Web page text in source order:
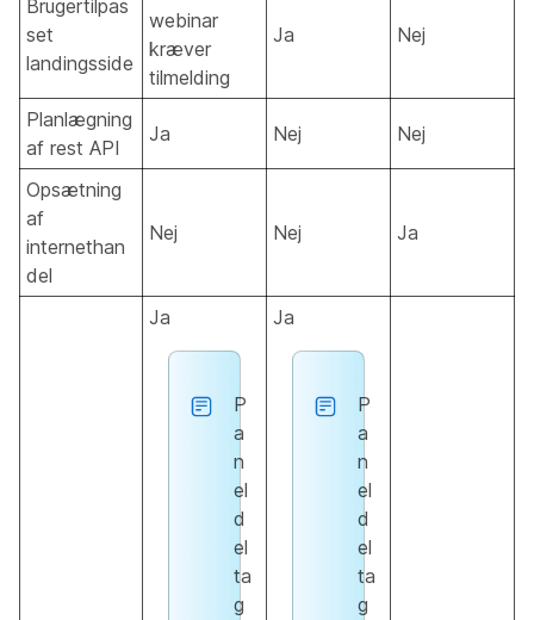
Brugertilpas
set
landingsside
webinar
kræver
tilmelding
Ja Nej
Planlægning
af rest API
Ja Nej Nej
Opsætning
af
internethan
del
Nej Nej Ja
Ja
P
a
n
el
d
el
ta
g
Ja
P
a
n
el
d
el
ta
g